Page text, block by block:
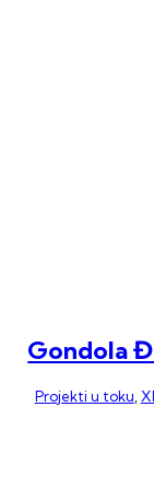
Gondola
Projekti u toku